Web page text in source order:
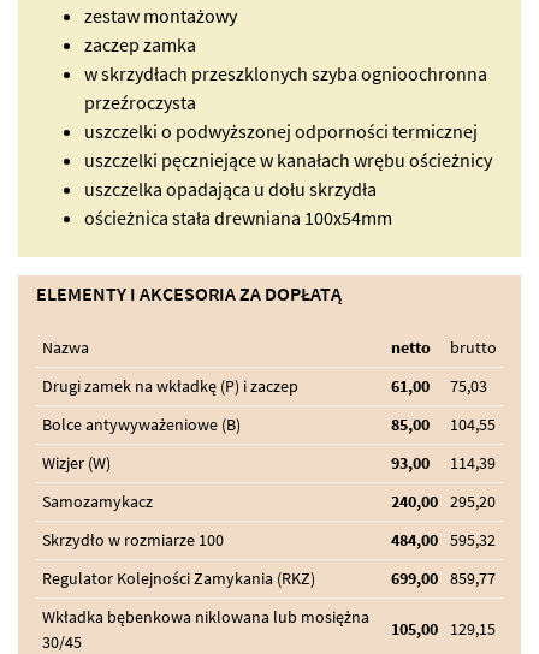
zestaw montażowy
zaczep zamka
w skrzydłach przeszklonych szyba ognioochronna
przeźroczysta
uszczelki o podwyższonej odporności termicznej
uszczelki pęczniejące w kanałach wrębu ościeżnicy
uszczelka opadająca u dołu skrzydła
ościeżnica stała drewniana 100x54mm
ELEMENTY I AKCESORIA ZA DOPŁATĄ
Nazwa netto
brutto
Drugi zamek na wkładkę (P) i zaczep
61,00
75,03
Bolce antywyważeniowe (B)
85,00
104,55
Wizjer (W)
93,00
114,39
Samozamykacz
240,00 295,20
Skrzydło w rozmiarze 100
484,00 595,32
Regulator Kolejności Zamykania (RKZ)
699,00 859,77
Wkładka bębenkowa niklowana lub mosiężna
30/45
105,00 129,15